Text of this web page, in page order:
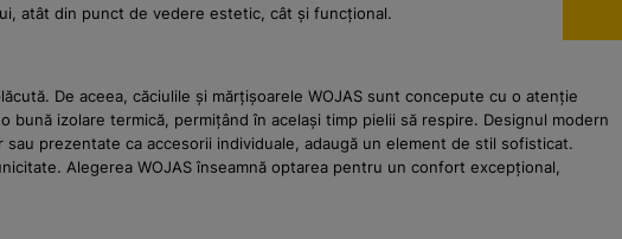
atât din punct de vedere estetic, cât și funcțional.
De aceea, căciulile și mărțișoarele WOJAS sunt concepute cu o atenție
izolare termică, permițând în același timp pielii să respire. Designul modern
prezentate ca accesorii individuale, adaugă un element de stil sofisticat.
Alegerea WOJAS înseamnă optarea pentru un confort excepțional,